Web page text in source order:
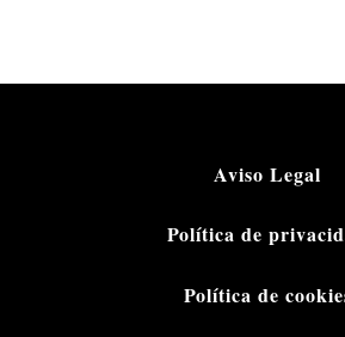
Aviso Legal
Política de
Política de